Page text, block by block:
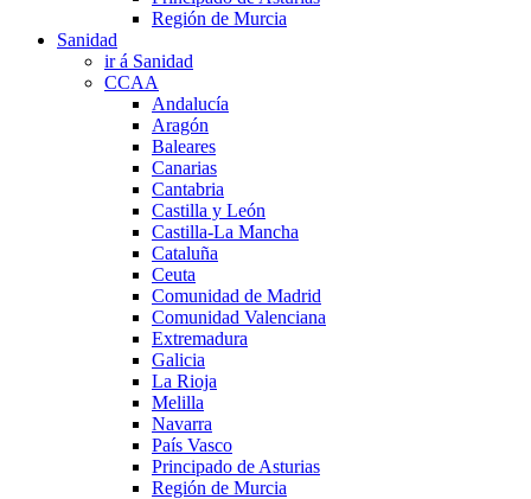
Región de Murcia
Sanidad
ir á Sanidad
CCAA
Andalucía
Aragón
Baleares
Canarias
Cantabria
Castilla y León
Castilla-La Mancha
Cataluña
Ceuta
Comunidad de Madrid
Comunidad Valenciana
Extremadura
Galicia
La Rioja
Melilla
Navarra
País Vasco
Principado de Asturias
Región de Murcia